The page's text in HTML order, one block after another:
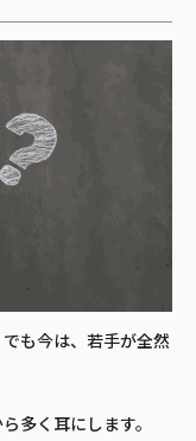
でも今は、若手が全然
多く耳にします。